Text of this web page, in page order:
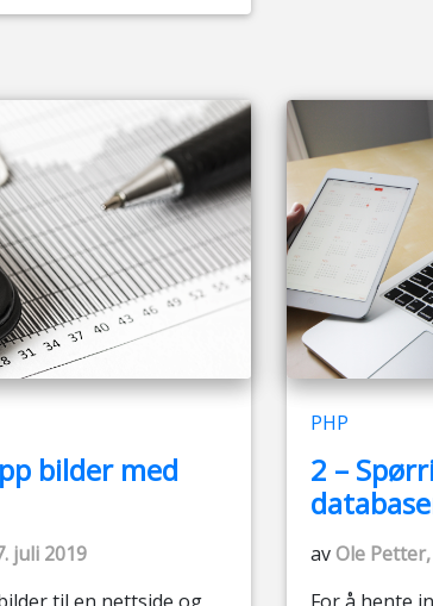
bilder med
juli 2019
til en nettside og
PHP
2 –
avOle
For å hente